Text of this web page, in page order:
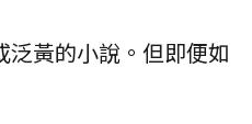
黃的小說。但即便如